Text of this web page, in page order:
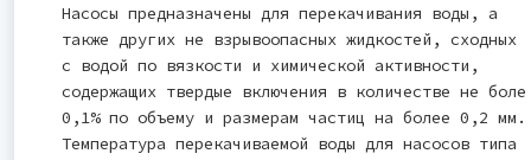
Насосы предназначены для перекачивания воды, а
также других не взрывоопасных жидкостей, сходных
с водой по вязкости и химической активности,
содержащих твердые включения в количестве не боле
0,1% по объему и размерам частиц на более 0,2 мм.
Температура перекачиваемой воды для насосов типа